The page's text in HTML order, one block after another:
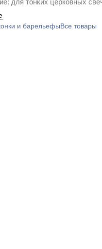
для тонких церковных
и барельефыВсе товары